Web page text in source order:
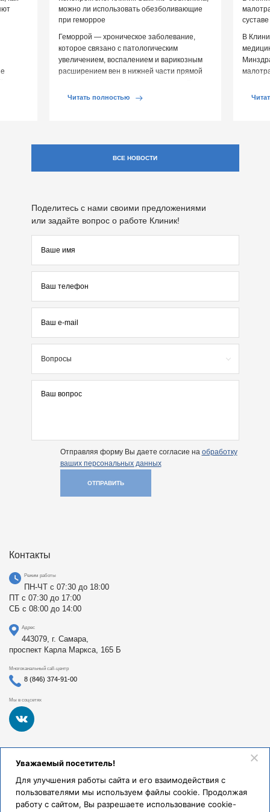
можно ли использовать обезболивающие
при геморрое
Геморрой — хроническое заболевание,
которое связано с патологическим
увеличением, воспалением и варикозным
расширением вен в нижней части прямой
обострении […]
Читать полностью
суставе
В
ВСЕ НОВОСТИ
Поделитесь с нами своими предложениями
или задайте вопрос о работе Клиник!
Вопросы
Отправляя форму Вы даете согласие на обработку
ваших персональных данных
ОТПРАВИТЬ
Контакты
Режим работы
ПН-ЧТ с 07:30 до 18:00
ПТ с 07:30 до 17:00
СБ с 08:00 до 14:00
Адрес
443079, г. Самара,
проспект Карла Маркса, 165 Б
Многоканальный call-центр
8 (846) 374-91-00
Мы в соцсетях
Федеральное государственное бюджетное образовательное
учреждение высшего образования «Самарский
здравоохранения Российской Федерации». Клиники СамГМУ
были основаны в 1930 году.
Уважаемый посетитель!
Для улучшения работы сайта и его взаимодействия с
пользователями мы используем файлы cookie. Продолжая
работу с сайтом, Вы разрешаете использование cookie-